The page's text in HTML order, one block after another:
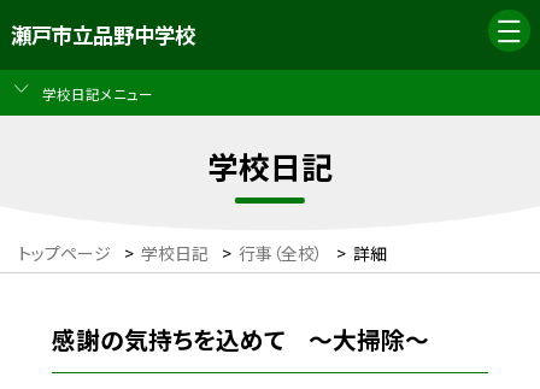
瀬戸市立品野中学校
学校日記メニュー
学校日記
トップページ > 学校日記 > 行事（全校） > 詳細
感謝の気持ちを込めて 〜大掃除〜